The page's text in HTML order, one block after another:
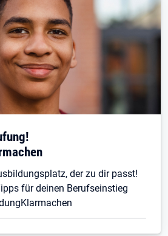
der zu dir passt!
für deinen Berufseinstieg